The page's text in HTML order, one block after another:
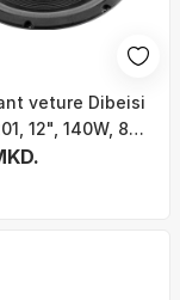
veture Dibeisi
12", 140W, 8